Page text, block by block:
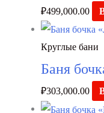
₽499,000.00
Круглые бани
Баня
₽303,000.00